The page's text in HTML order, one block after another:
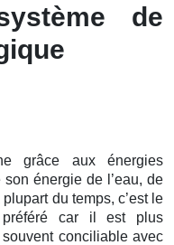
de
grâce aux énergies
énergie de l’eau, de
du temps, c’est le
préféré car il est plus
conciliable avec